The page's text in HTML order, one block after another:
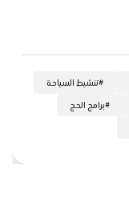
#تنشيط السياحة
#برامج الحج